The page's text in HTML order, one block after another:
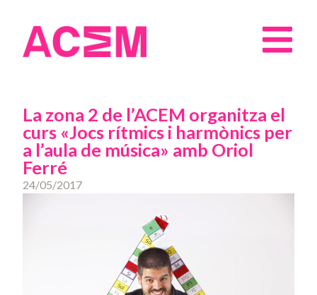
La zona 2 de l’ACEM organitza el
curs «Jocs rítmics i harmònics per
a l’aula de música» amb Oriol
Ferré
24/05/2017